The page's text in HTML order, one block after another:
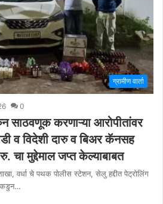
ग्रामीण वार्ता
0
साठवणूक करणाऱ्या आरोपीतांवर
व विदेशी दारु व बिअर कॅनसह
मुद्देमाल जप्त केल्याबाबत
वर्धा चे पथक पोलीस स्टेशन, सेलु हद्दीत पेट्रोलिंग
कडुन…